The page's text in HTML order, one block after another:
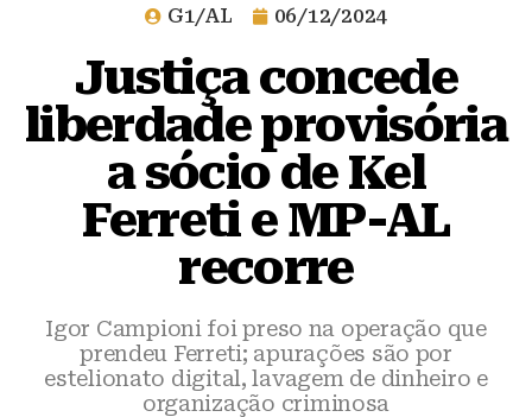
G1/AL 06/12/2024
Justiça concede
liberdade provisória
a sócio de Kel
Ferreti e MP-AL
recorre
Igor Campioni foi preso na operação que
prendeu Ferreti; apurações são por
estelionato digital, lavagem de dinheiro e
organização criminosa